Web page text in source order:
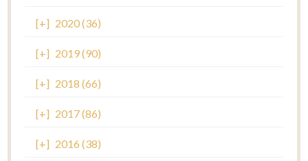
[+] 2020 (36)
[+] 2019 (90)
[+] 2018 (66)
[+] 2017 (86)
[+] 2016 (38)